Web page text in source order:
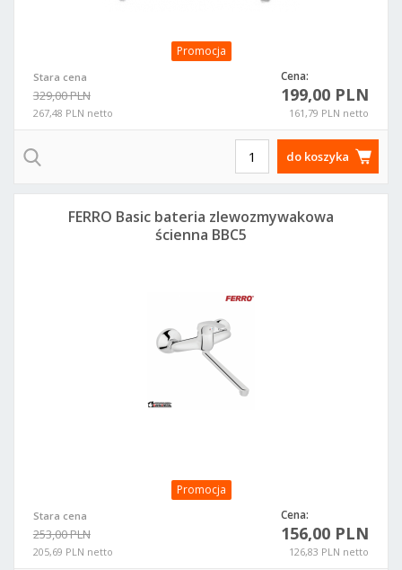
Promocja
Stara cena
329,00 PLN
267,48 PLN netto
Cena:
199,00 PLN
161,79 PLN netto
do koszyka
Promocja
Stara cena
253,00 PLN
205,69 PLN netto
Cena:
156,00 PLN
126,83 PLN netto
FERRO Basic bateria zlewozmywakowa
ścienna BBC5